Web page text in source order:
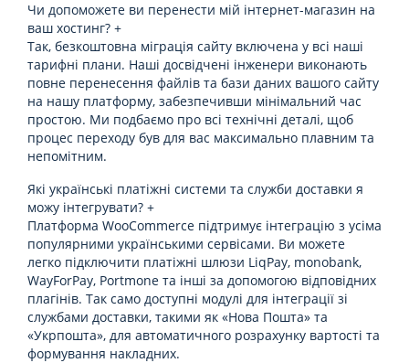
Чи допоможете ви перенести мій інтернет-магазин на
ваш хостинг? +
Так, безкоштовна міграція сайту включена у всі наші
тарифні плани. Наші досвідчені інженери виконають
повне перенесення файлів та бази даних вашого сайту
на нашу платформу, забезпечивши мінімальний час
простою. Ми подбаємо про всі технічні деталі, щоб
процес переходу був для вас максимально плавним та
непомітним.
Які українські платіжні системи та служби доставки я
можу інтегрувати? +
Платформа WooCommerce підтримує інтеграцію з усіма
популярними українськими сервісами. Ви можете
легко підключити платіжні шлюзи LiqPay, monobank,
WayForPay, Portmone та інші за допомогою відповідних
плагінів. Так само доступні модулі для інтеграції зі
службами доставки, такими як «Нова Пошта» та
«Укрпошта», для автоматичного розрахунку вартості та
формування накладних.